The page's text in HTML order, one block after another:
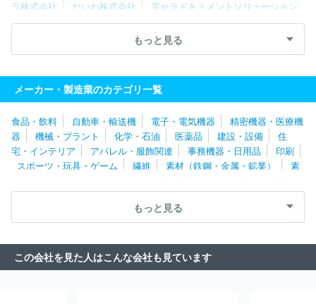
ラ株式会社 だいわ株式会社
京セラドキュメントソリューション
ズ株式会社
河村電器産業株式会社
株式会社クリエイティブ・ウ
高槻電器工業株式会社 日新電機株式会社
株式会社ミマキ
エンジニアリング
ブラザー工業株式会社
株式会社ＰＦＵ 日東工業株式会社
シ
ャープ株式会社
アイホン株式会社
式会社
パナソニックホールディングス株式会社
株式会社アイオ
ーデータ
株式会社村田製作所 ＥＩＺＯ株式会社
株式会社デン
ソー
浜松ホトニクス株式会社 株式会社ベルニクス
Ｍｙｗａｙ
プラス株式会社
シンフォニアテクノロジー株式会社
株式会社オ
サガミエレク株式会社
Ａｓｔｅｍｏ株式会社
株式会社京三製作所
理想科学工業株式会
社
日本航空電子工業株式会社 コニカミノルタ株式会社
子工業株式会社
株式会社アイテックシステム
富士通株式会社
もっと見る
メーカー・製造業のカテゴリ一覧
食品・飲料 自動車・輸送機 電子・電気機器
精密機器・医療機
器
機械・プラント 化学・石油 医薬品 建設・設備
住
宅・インテリア
アパレル・服飾関連 事務機器・日用品
印刷
スポーツ・玩具・ゲーム
繊維 素材（鉄鋼・金属・鉱業）
素
材（ゴム・ガラス・セラミックス）
素材（紙・パルプ）
素材
（その他）
農林・水産 たばこ・飼料 その他
もっと見る
この会社を見た人はこんな会社も見ています